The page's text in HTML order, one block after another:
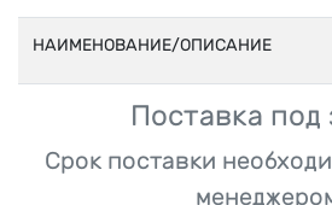
НАИМЕНОВАНИЕ/ОПИСАНИЕ
Поставка под
Срок поставки